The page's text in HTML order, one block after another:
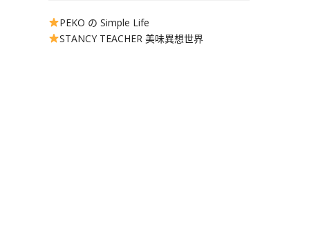
PEKO の Simple Life
STANCY TEACHER 美味異想世界